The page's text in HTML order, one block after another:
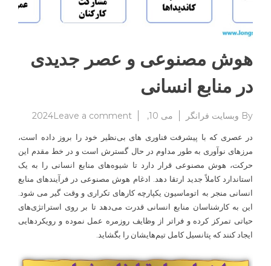
هوش مصنوعی و عصر جدیدی
در منابع انسانی
By وبسایت فرانگر می 10, 2024 Leave a comment
on
مصنوعی
و
عصر
جدیدی
در
منابع
انسانی
در عصری که با پیشرفت فناوری های بی‌نظیر خود را بروز داده است،
مرزهای نوآوری به طور مداوم در حال گسترش است و در خط مقدم این
حرکت، هوش مصنوعی قرار دارد تا شیوه‌های منابع انسانی را به یک
استاندارد کاملاً جدید ارتقا ‌دهد. ادغام هوش مصنوعی در فرآیندهای منابع
انسانی منجر به اتوماسیون یکپارچه کارهای تکراری و وقت گیر می شود.
این به کارشناسان منابع انسانی قدرت می‌دهد تا بر روی استراتژی‌های
حیاتی تمرکز کرده و فراتر از وظایف روزمره عمل نموده و رویکردهایی
ایجاد کنند که پتانسیل کامل تیم‌هایشان را بگشاید.